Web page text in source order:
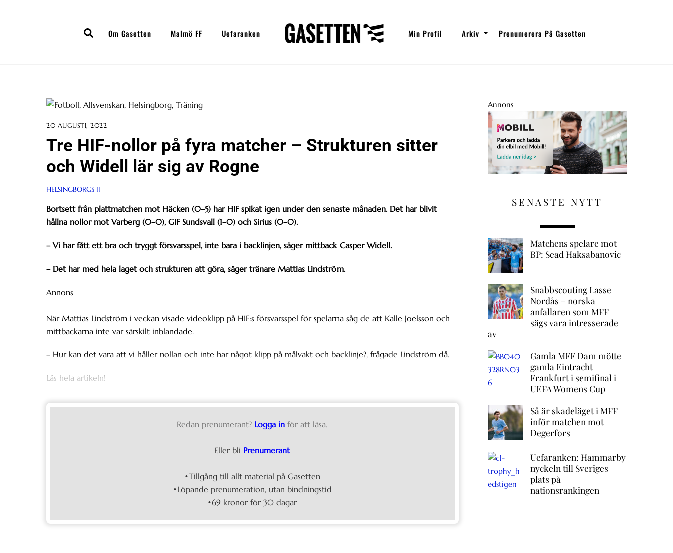
SearchOm Gasetten Malmö FF Uefaranken Min Profil Arkiv Prenumerera På Gasetten
20 AUGUSTI, 2022
Tre HIF-nollor på fyra matcher – Strukturen sitter
och Widell lär sig av Rogne
HELSINGBORGS IF
Bortsett från plattmatchen mot Häcken (0–5) har HIF spikat igen under den senaste månaden. Det har blivit
hållna nollor mot Varberg (0–0), GIF Sundsvall (1–0) och Sirius (0–0).
– Vi har fått ett bra och tryggt försvarsspel, inte bara i backlinjen, säger mittback Casper Widell.
– Det har med hela laget och strukturen att göra, säger tränare Mattias Lindström.
Annons
När Mattias Lindström i veckan visade videoklipp på HIF:s försvarsspel för spelarna såg de att Kalle Joelsson och
mittbackarna inte var särskilt inblandade.
– Hur kan det vara att vi håller nollan och inte har något klipp på målvakt och backlinje?, frågade Lindström då.
Läs hela artikeln!
Redan prenumerant? Logga in för att läsa.
Eller bli Prenumerant
•Tillgång till allt material på Gasetten
•Löpande prenumeration, utan bindningstid
•69 kronor för 30 dagar
Annons
SENASTE NYTT
Matchens spelare mot
BP: Sead Haksabanovic
Snabbscouting Lasse
Nordås – norska
anfallaren som MFF
sägs vara intresserade
av
Gamla MFF Dam mötte
gamla Eintracht
Frankfurt i semifinal i
UEFA Womens Cup
Så är skadeläget i MFF
inför matchen mot
Degerfors
Uefaranken: Hammarby
nyckeln till Sveriges
plats på
nationsrankingen